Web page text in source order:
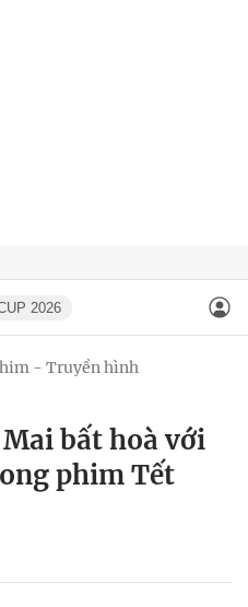
2026
- Truyền hình
bất hoà với
phim Tết